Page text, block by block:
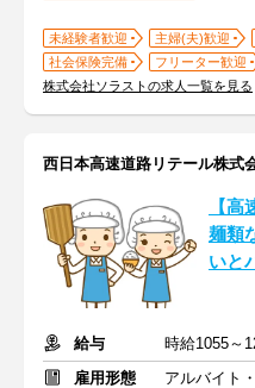
未経験者歓迎 主婦(夫)歓迎
社会保険完備
フリーター歓迎
株式会社ソラストの求人一覧を見る
西日本高速道路リテール株式
【高
麺類
いと
給与
時給1055～
雇用形態
アルバイト